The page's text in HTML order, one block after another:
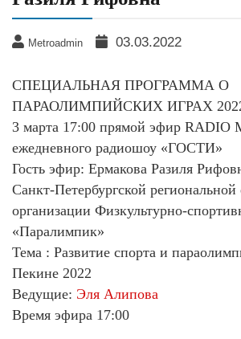
Metroadmin 03.03.2022
СПЕЦИАЛЬНАЯ ПРОГРАММА О
ПАРАОЛИМПИЙСКИХ ИГРАХ
3 марта 17:00 прямой эфир RADIO
ежедневного радиошоу «ГОСТИ»
Гость эфир: Ермакова Разиля
Санкт-Петербургской
организации Физкультурно-
«Паралимпик»
Тема : Развитие спорта и
Пекине 2022
Ведущие: Эля Алипова
Время эфира 17:00